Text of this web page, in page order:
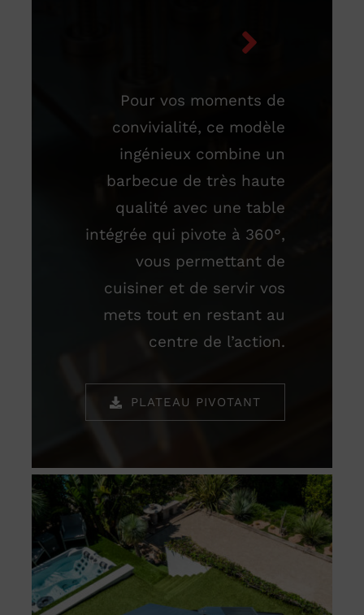
Pour vos moments de
convivialité, ce modèle
ingénieux combine un
barbecue de très haute
qualité avec une table
intégrée qui pivote à 360°,
vous permettant de
cuisiner et de servir vos
mets tout en restant au
centre de l’action.
PLATEAU PIVOTANT